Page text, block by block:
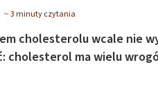
~ 3 minuty czytania
cholesterolu wcale nie
cholesterol ma wielu